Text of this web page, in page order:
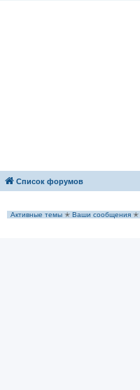
Список форумов
Активные темы ✭ Ваши сообщения ✭